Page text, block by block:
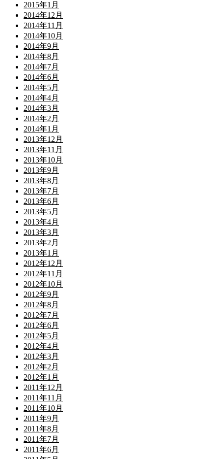
2015年1月
2014年12月
2014年11月
2014年10月
2014年9月
2014年8月
2014年7月
2014年6月
2014年5月
2014年4月
2014年3月
2014年2月
2014年1月
2013年12月
2013年11月
2013年10月
2013年9月
2013年8月
2013年7月
2013年6月
2013年5月
2013年4月
2013年3月
2013年2月
2013年1月
2012年12月
2012年11月
2012年10月
2012年9月
2012年8月
2012年7月
2012年6月
2012年5月
2012年4月
2012年3月
2012年2月
2012年1月
2011年12月
2011年11月
2011年10月
2011年9月
2011年8月
2011年7月
2011年6月